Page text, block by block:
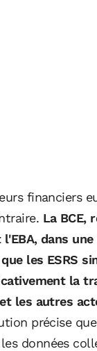
financiers
La BCE,
l'EBA, dans
les ESRS
la
les autres
précise
données